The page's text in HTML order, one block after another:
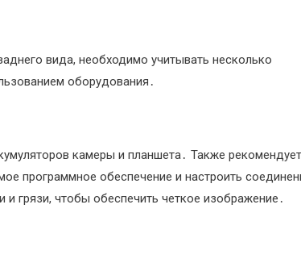
вида, необходимо учитывать несколько
оборудования․
камеры и планшета․ Также
программное обеспечение и настроить
грязи, чтобы обеспечить четкое изображение․